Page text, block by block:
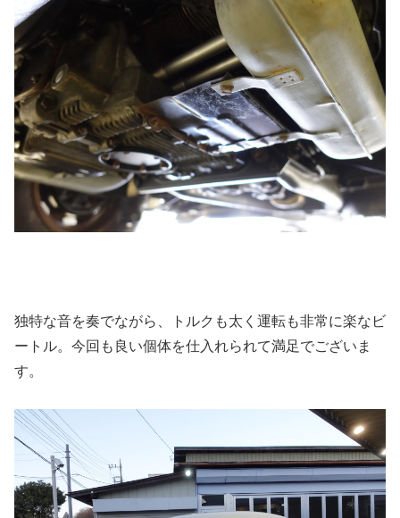
独特な音を奏でながら、トルクも太く運転も非常に楽なビ
ートル。今回も良い個体を仕入れられて満足でございま
す。